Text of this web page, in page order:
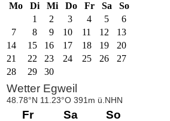
Mo
Di Mi Do Fr Sa
So
1
2 3 4 5
6
7
8 9 10 11 12
13
14
15 16 17 18 19
20
21
22 23 24 25 26
27
28
29 30